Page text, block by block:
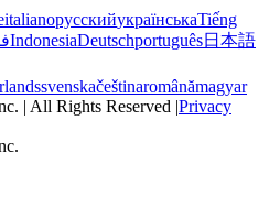
italianoрусскийукраїнськаTiếng
IndonesiaDeutschportuguês日本語
svenskačeštinaromânămagyar
| All Rights Reserved |Privacy